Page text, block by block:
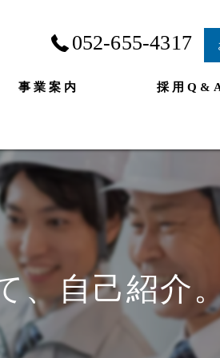
052-655-4317
事業案内 採用
、自己紹介